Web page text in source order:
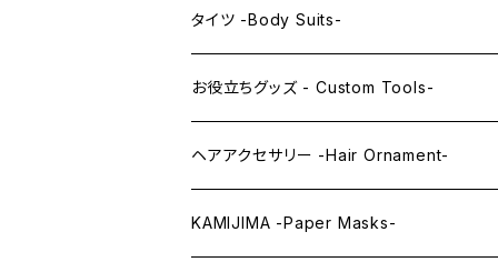
KAWAII Little series
レンズアイ
レンズアイEX
クリスタルアイ -Crystal Eyes-
アイラインステッカー -Eye Line Stickers-
まゆ毛 -Eyebrows-
まつ毛 -Eyelash-
タイツ -Body Suits-
全身タイツ -Full Body Suits-
上半身タイツ -Upper Body Suits-
お役立ちグッズ - Custom Tools-
カスタム用品 -Custom Tools-
ウィッグメンテナンス -Wig Maintenance-
ヘアアクセサリー -Hair Ornament-
KAMIJIMA -Paper Masks-